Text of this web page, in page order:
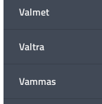
Valmet
Valtra
Vammas